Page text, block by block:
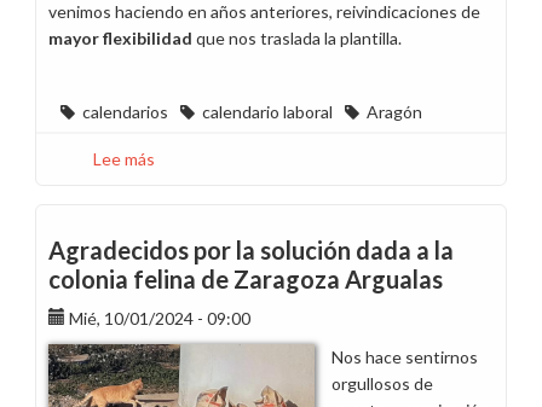
venimos haciendo en años anteriores, reivindicaciones de
mayor flexibilidad que nos traslada la plantilla.
calendarios calendario laboral Aragón
Lee más
calendarios
laborales
de
2025
en
Aragón
Agradecidos por la solución dada a la
colonia felina de Zaragoza Argualas
Mié, 10/01/2024 - 09:00
Nos hace sentirnos
orgullosos de